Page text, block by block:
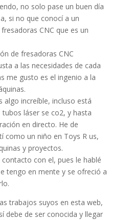
no solo pase un buen día
si no que conocí a un
CNC que es un
de fresadoras CNC
a las necesidades de cada
me gusto es el ingenio a la
algo increíble, incluso está
láser se co2, y hasta
en directo. He de
como un niño en Toys R us,
y proyectos.
con el, pues le hablé
tengo en mente y se ofreció a
trabajos suyos en esta web,
debe de ser conocida y llegar